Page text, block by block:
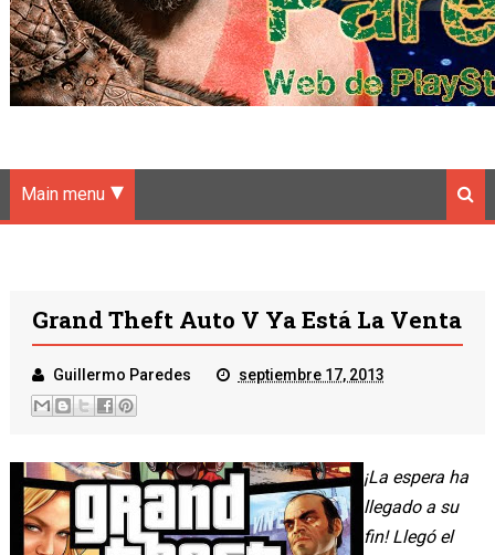
Main menu
Grand Theft Auto V Ya Está La Venta
Guillermo Paredes septiembre 17, 2013
¡La espera ha
llegado a su
fin! Llegó el